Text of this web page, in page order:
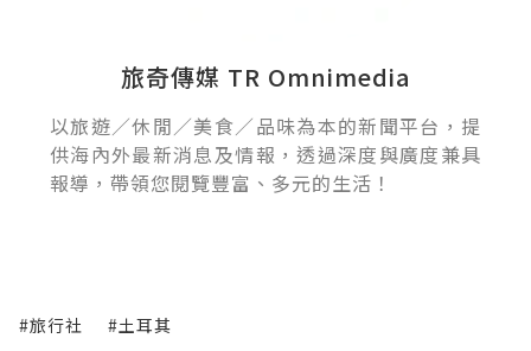
旅奇傳媒 TR Omnimedia
以旅遊／休閒／美食／品味為本的新聞平台，提
供海內外最新消息及情報，透過深度與廣度兼具
報導，帶領您閱覽豐富、多元的生活！
#旅行社 #土耳其